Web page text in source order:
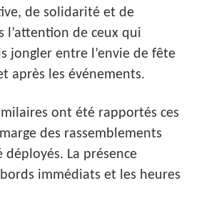
de solidarité et de
de ceux qui
jongler entre l’envie de fête
après les événements.
ont été rapportés ces
des rassemblements
déployés. La présence
immédiats et les heures